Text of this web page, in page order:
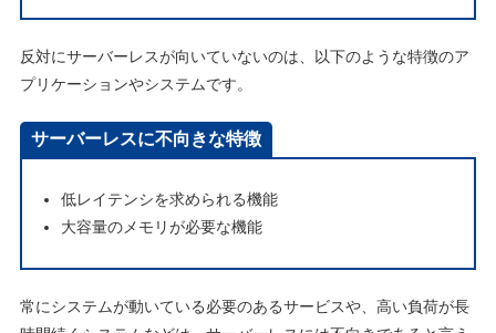
反対にサーバーレスが向いていないのは、以下のような特徴のア
プリケーションやシステムです。
サーバーレスに不向きな特徴
低レイテンシを求められる機能
大容量のメモリが必要な機能
常にシステムが動いている必要のあるサービスや、高い負荷が長